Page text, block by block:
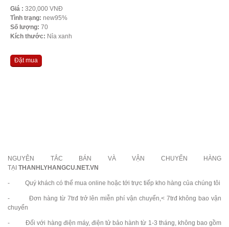
Giá : 320,000 VNĐ
Tình trạng: new95%
Số lượng: 70
Kích thước: Nỉa xanh
Đặt mua
NGUYÊN TẮC BÁN VÀ VẬN CHUYỂN HÀNG
TẠI THANHLYHANGCU.NET.VN
- Quý khách có thể mua online hoặc tới trực tiếp kho hàng của chúng tôi
- Đơn hàng từ 7trđ trở lên miễn phí vận chuyển,< 7trđ không bao vận
chuyển
- Đối với hàng điện máy, điện tử bảo hành từ 1-3 tháng, không bao gồm